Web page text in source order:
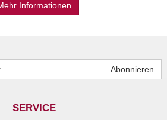
Informationen
Abonnieren
SERVICE